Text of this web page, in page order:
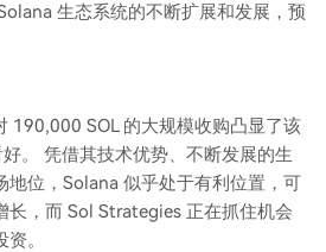
生态系统的不断扩展和发展，预
190,000 SOL 的大规模收购凸显了该
。 凭借其技术优势、不断发展的生
地位，Solana 似乎处于有利位置，可
长，而 Sol Strategies 正在抓住机会
。